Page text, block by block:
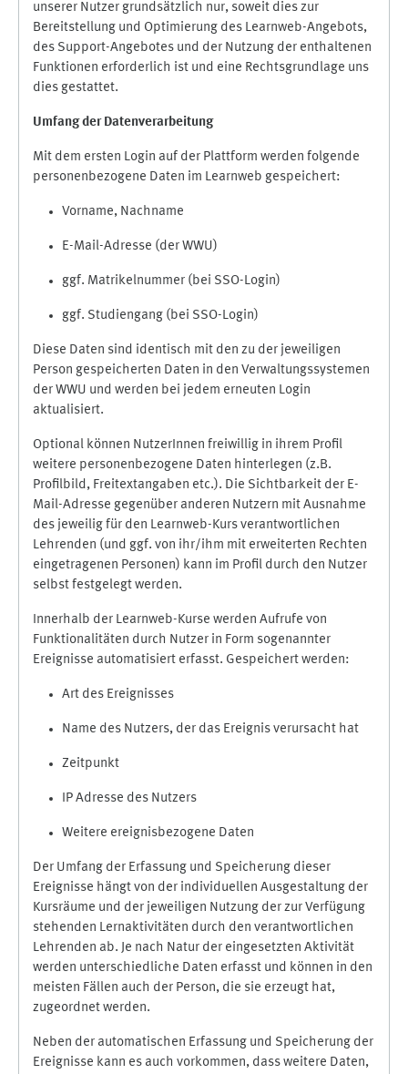
unserer Nutzer grundsätzlich nur, soweit dies zur
Bereitstellung und Optimierung des Learnweb-Angebots,
des Support-Angebotes und der Nutzung der enthaltenen
Funktionen erforderlich ist und eine Rechtsgrundlage uns
dies gestattet.
Umfang der Datenverarbeitung
Mit dem ersten Login auf der Plattform werden folgende
personenbezogene Daten im Learnweb gespeichert:
Vorname, Nachname
E-Mail-Adresse (der WWU)
ggf. Matrikelnummer (bei SSO-Login)
ggf. Studiengang (bei SSO-Login)
Diese Daten sind identisch mit den zu der jeweiligen
Person gespeicherten Daten in den Verwaltungssystemen
der WWU und werden bei jedem erneuten Login
aktualisiert.
Optional können NutzerInnen freiwillig in ihrem Profil
weitere personenbezogene Daten hinterlegen (z.B.
Profilbild, Freitextangaben etc.). Die Sichtbarkeit der E-
Mail-Adresse gegenüber anderen Nutzern mit Ausnahme
des jeweilig für den Learnweb-Kurs verantwortlichen
Lehrenden (und ggf. von ihr/ihm mit erweiterten Rechten
eingetragenen Personen) kann im Profil durch den Nutzer
selbst festgelegt werden.
Innerhalb der Learnweb-Kurse werden Aufrufe von
Funktionalitäten durch Nutzer in Form sogenannter
Ereignisse automatisiert erfasst. Gespeichert werden:
Art des Ereignisses
Name des Nutzers, der das Ereignis verursacht hat
Zeitpunkt
IP Adresse des Nutzers
Weitere ereignisbezogene Daten
Der Umfang der Erfassung und Speicherung dieser
Ereignisse hängt von der individuellen Ausgestaltung der
Kursräume und der jeweiligen Nutzung der zur Verfügung
stehenden Lernaktivitäten durch den verantwortlichen
Lehrenden ab. Je nach Natur der eingesetzten Aktivität
werden unterschiedliche Daten erfasst und können in den
meisten Fällen auch der Person, die sie erzeugt hat,
zugeordnet werden.
Neben der automatischen Erfassung und Speicherung der
Ereignisse kann es auch vorkommen, dass weitere Daten,